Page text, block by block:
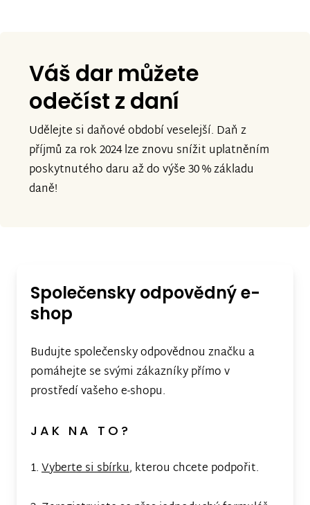
Váš dar můžete
odečíst z daní
Udělejte si daňové období veselejší. Daň z
příjmů za rok 2024 lze znovu snížit uplatněním
poskytnutého daru až do výše 30 % základu
daně!
Společensky odpovědný e-
shop
Budujte společensky odpovědnou značku a
pomáhejte se svými zákazníky přímo v
prostředí vašeho e-shopu.
JAK NA TO?
1.Vyberte si sbírku, kterou chcete podpořit.